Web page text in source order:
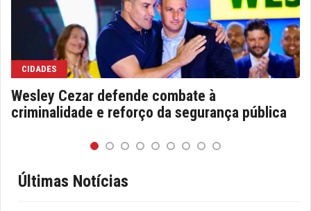
CIDADES
Wesley Cezar defende combate à
criminalidade e reforço da segurança pública
Últimas Notícias